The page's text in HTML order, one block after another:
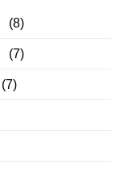
(8)
(7)
(7)